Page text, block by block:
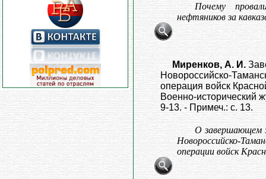
Почему
нефтяников за
Миренков, А. И.
Новороссийско-
операция войск
Военно-исторический
9-13. - Примеч.: с. 13.
О завершающем
Новороссийско-
операции войск